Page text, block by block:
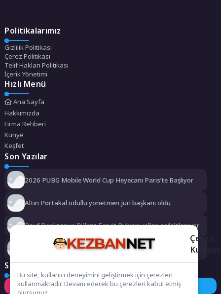
Politikalarımız
Gizlilik Politikası
Çerez Politikası
Telif Hakları Politikası
İçerik Yönetimi
Hızlı Menü
Ana Sayfa
Hakkımızda
Firma Rehberi
Künye
Keşfet
Son Yazılar
2026 PUBG Mobile World Cup Heyecanı Paris’te Başlıyor
Altın Portakal ödüllü yönetmen jüri başkanı oldu
Rauf Denktaş ve Bülent Ecevit Bulvarı yolları asfaltlanıyor
Kemer Belediyesi Ağustos ayı meclis toplantısı yapıldı
Sosyal Medya
Instagram Facebook Twitter
Çerez
Bu site, kullanıcı deneyimini geliştirmek için çerezleri
kullanmaktadır. Devam ederek bu çerezleri kabul etmiş